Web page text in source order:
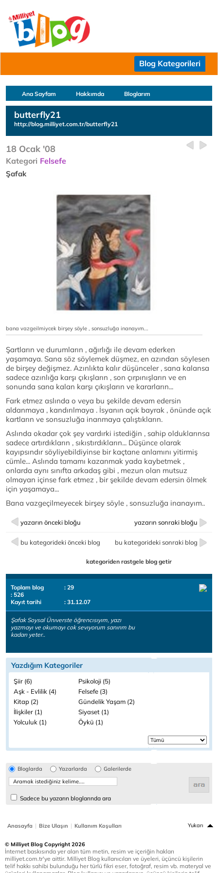
Blog Kategorileri
Ana Sayfam Hakkımda Bloglarım
butterfly21
http://blog.milliyet.com.tr/butterfly21
18 Ocak '08
Kategori Felsefe
Şafak
bana vazgeilmiycek birşey söyle , sonsuzluğa inanayım...
Şartların ve durumların , ağırlığı ile devam ederken
yaşamaya. Sana söz söylemek düşmez, en azından söylesen
de birşey değişmez. Azınlıkta kalır düşünceler , sana kalansa
sadece azınlığa karşı çıkışların , son çırpınışların ve en
sonunda sana kalan karşı çıkışların ve kararların...
Fark etmez aslında o veya bu şekilde devam edersin
aldanmaya , kandırılmaya . İsyanın açık bayrak , önünde açık
kartların ve sonsuzluğa inanmaya çalıştıkların.
Aslında okadar çok şey vardırki istediğin , sahip olduklarınsa
sadece artırdıkların , sıkıstırdıkların... Düşünce olarak
kayıpsındır söyliyebildiyinse bir kaçtane anlamını yitirmiş
cümle... Aslında tamamı kazanmak yada kaybetmek ,
onlarda aynı sınıfta arkadaş gibi , mezun olan mutsuz
olmayan içinse fark etmez , bir şekilde devam edersin ölmek
için yaşamaya...
Bana vazgeçilmeyecek birşey söyle , sonsuzluğa inanayım..
yazarın önceki bloğu yazarın sonraki bloğu
bu kategorideki önceki blog bu kategorideki sonraki blog
kategoriden rastgele blog getir
Toplam blog
: 29
: 526
Kayıt tarihi
: 31.12.07
Şafak Soysal Ünıverste öğrencısıyım, yazı
yazmayı ve okumayı cok sevıyorum sanırım bu
kadarı yeter..
Yazdığım Kategoriler
Şiir (6)
Psikoloji (5)
Aşk - Evlilik (4)
Felsefe (3)
Kitap (2)
Gündelik Yaşam (2)
İlişkiler (1)
Siyaset (1)
Yolculuk (1)
Öykü (1)
Bloglarda Yazarlarda Galerilerde
Sadece bu yazarın bloglarında ara
Anasayfa | Bize Ulaşın | Kullanım Koşulları Yukarı
© Milliyet Blog Copyright 2026
İnternet baskısında yer alan tüm metin, resim ve içeriğin hakları
milliyet.com.tr'ye aittir. Milliyet Blog kullanıcıları ve üyeleri, üçüncü kişilerin
telif hakkı sahibi bulunduğu her türlü fikri eser, fotoğraf, resim vb. materyal ve